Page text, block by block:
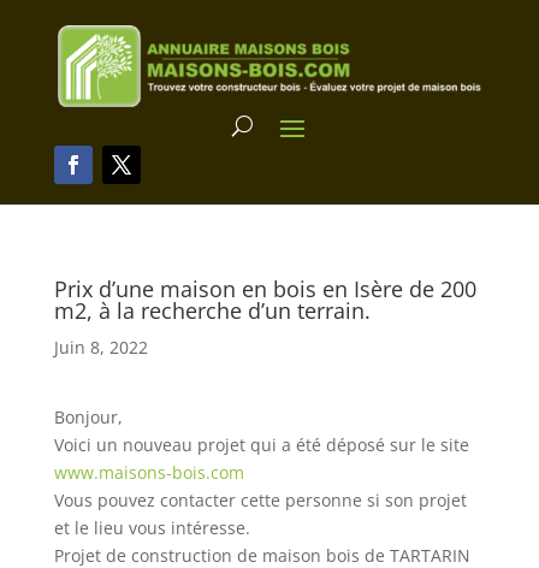
Prix d’une maison en bois en Isère de 200
m2, à la recherche d’un terrain.
Juin 8, 2022
Bonjour,
Voici un nouveau projet qui a été déposé sur le site
www.maisons-bois.com
Vous pouvez contacter cette personne si son projet
et le lieu vous intéresse.
Projet de construction de maison bois de TARTARIN